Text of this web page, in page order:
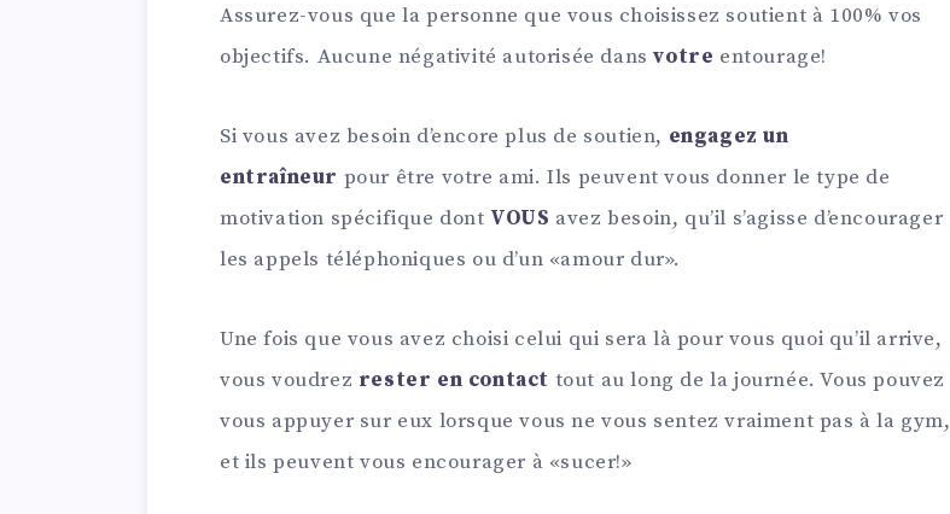
Assurez-vous que la personne que vous choisissez soutient à 100% vos
objectifs. Aucune négativité autorisée dansvotre entourage!
Si vous avez besoin d’encore plus de soutien, engagez un
entraîneur pour être votre ami. Ils peuvent vous donner le type de
motivation spécifique dont VOUS avez besoin, qu’il s’agisse d’encourager
les appels téléphoniques ou d’un «amour dur».
Une fois que vous avez choisi celui qui sera là pour vous quoi qu’il arrive,
vous voudrez rester en contact tout au long de la journée. Vous pouvez
vous appuyer sur eux lorsque vous ne vous sentez vraiment pas à la gym,
et ils peuvent vous encourager à «sucer!»